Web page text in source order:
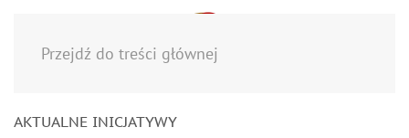
Przejdź do treści głównej
AKTUALNE INICJATYWY